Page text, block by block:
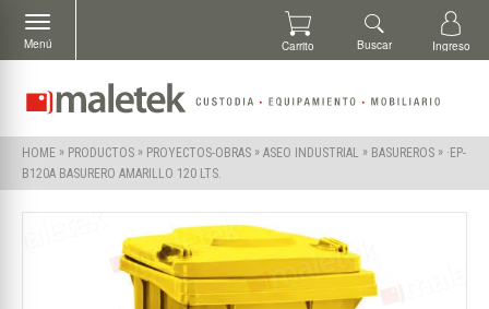
HOME » PRODUCTOS » PROYECTOS-OBRAS » ASEO INDUSTRIAL » BASUREROS » ·EP-
B120A BASURERO AMARILLO 120 LTS.
Menú Carrito Buscar Ingreso